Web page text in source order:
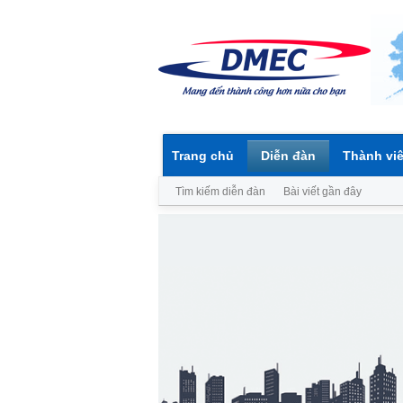
Trang chủ Diễn đàn
Tìm kiếm diễn đàn Bài viết gần đây
Thành